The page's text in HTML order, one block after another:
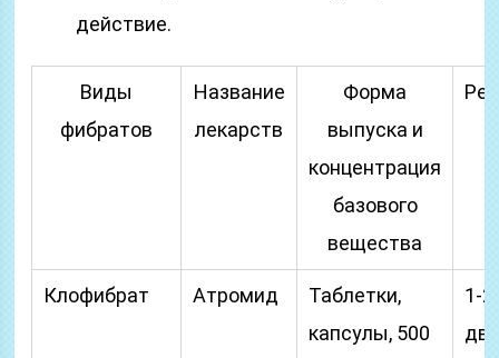
действие.
Виды
фибратов
Название
лекарств
Форма
выпуска и
концентрация
базового
вещества
Клофибрат Атромид
Таблетки,
капсулы, 500
1-2